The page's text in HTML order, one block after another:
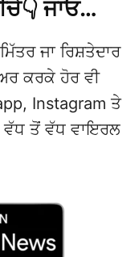
ਜਾਓ…
ਜਾ ਰਿਸ਼ਤੇਦਾਰ
ਕਰਕੇ ਹੋਰ ਵੀ
Instagram ਤੇ
ਤੋਂ ਵੱਧ ਵਾਇਰਲ